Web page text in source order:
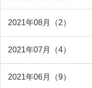
2021年08月（2）
2021年07月（4）
2021年06月（9）